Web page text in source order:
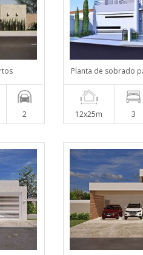
2
Planta de sobrado
12x25m 3